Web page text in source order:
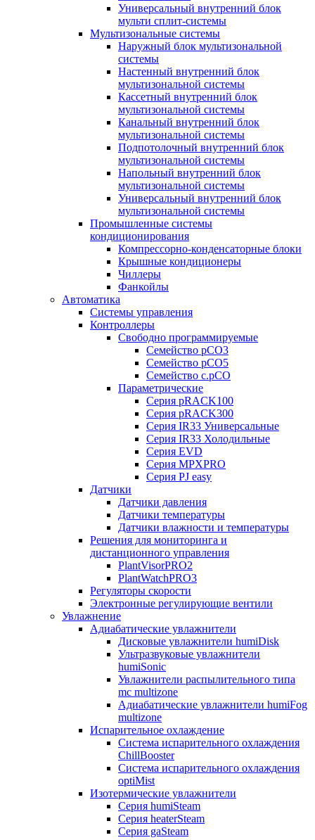
Универсальный внутренний блок
мульти сплит-системы
Мультизональные системы
Наружный блок мультизональной
системы
Настенный внутренний блок
мультизональной системы
Кассетный внутренний блок
мультизональной системы
Канальный внутренний блок
мультизональной системы
Подпотолочный внутренний блок
мультизональной системы
Напольный внутренний блок
мультизональной системы
Универсальный внутренний блок
мультизональной системы
Промышленные системы
кондиционирования
Компрессорно-конденсаторные блоки
Крышные кондиционеры
Чиллеры
Фанкойлы
Автоматика
Системы управления
Контроллеры
Свободно программируемые
Семейство pCO3
Семейство pCO5
Семейство c.pCO
Параметрические
Серия pRACK100
Серия pRACK300
Серия IR33 Универсальные
Серия IR33 Холодильные
Серия EVD
Серия MPXPRO
Серия PJ easy
Датчики
Датчики давления
Датчики температуры
Датчики влажности и температуры
Решения для мониторинга и
дистанционного управления
PlantVisorPRO2
PlantWatchPRO3
Регуляторы скорости
Электронные регулирующие вентили
Увлажнение
Адиабатические увлажнители
Дисковые увлажнители humiDisk
Ультразвуковые увлажнители
humiSonic
Увлажнители распылительного типа
mc multizone
Адиабатические увлажнители humiFog
multizone
Испарительное охлаждение
Система испарительного охлаждения
ChillBooster
Система испарительного охлаждения
optiMist
Изотермические увлажнители
Серия humiSteam
Серия heaterSteam
Серия gaSteam